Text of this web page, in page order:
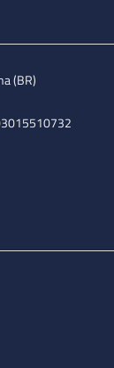
(BR)